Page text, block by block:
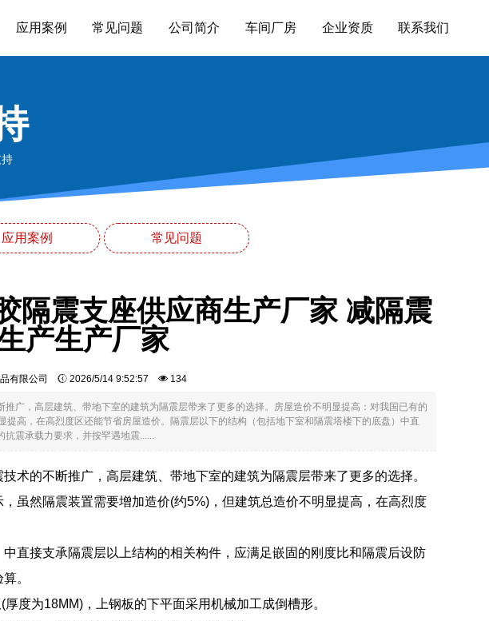
应用案例 常见问题 公司简介 车间厂房 企业资质 联系我们
应用案例 常见问题
隔震支座供应商生产厂家 减隔震
产生产厂家
品有限公司 2026/5/14 9:52:57 134
广，高层建筑、带地下室的建筑为隔震层带来了更多的选择。房屋造价不明显提高：对我国已有的
高，在高烈度区还能节省房屋造价。隔震层以下的结构（包括地下室和隔震塔楼下的底盘）中直
震承载力要求，并按罕遇地震......
术的不断推广，高层建筑、带地下室的建筑为隔震层带来了更多的选择。
虽然隔震装置需要增加造价(约5%)，但建筑总造价不明显提高，在高烈度
直接支承隔震层以上结构的相关构件，应满足嵌固的刚度比和隔震后设防
。
度为18MM)，上钢板的下平面采用机械加工成倒槽形。